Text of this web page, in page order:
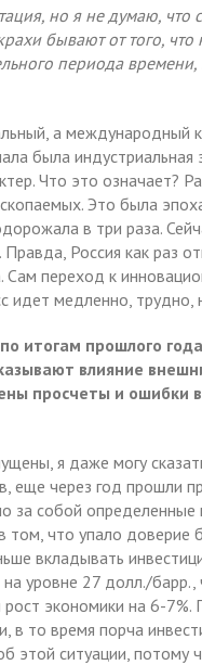
но я не думаю,
бывают от того,
периода
а международный
была
Что это означает?
Это была
в три раза.
Россия как раз
Сам переход к
идет медленно, трудно,
итогам прошлого
влияние
просчеты и ошибки
я даже могу
еще через год прошли
собой определенные
том, что упало доверие
вкладывать
уровне 27 долл./
экономики на 6-
в то время порча
этой ситуации, потому